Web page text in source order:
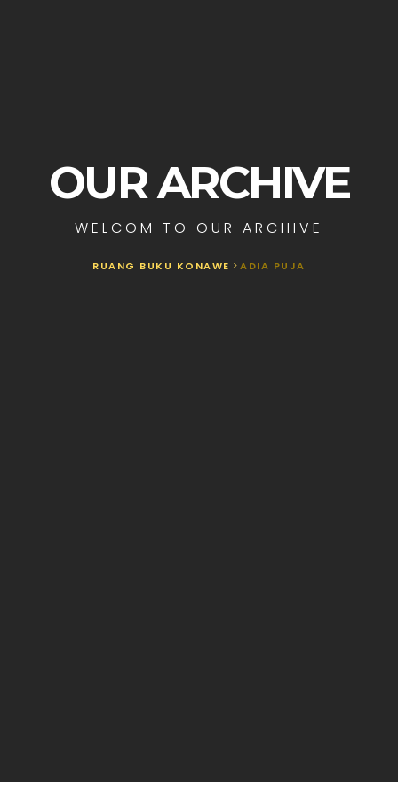
OUR ARCHIVE
WELCOM TO OUR ARCHIVE
RUANG BUKU KONAWE >ADIA PUJA